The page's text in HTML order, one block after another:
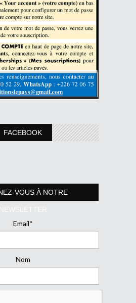
FACEBOOK
VOUS À NOTRE
NEWSLETTER
Email*
Nom